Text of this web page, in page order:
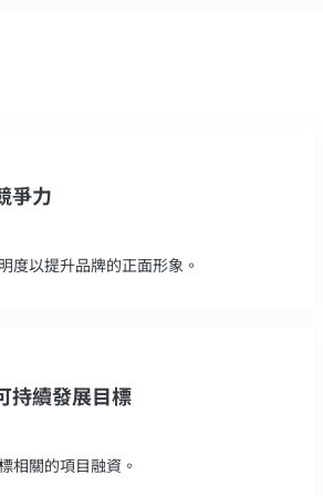
爭力
度以提升品牌的正面形象。
持續發展目標
相關的項目融資。